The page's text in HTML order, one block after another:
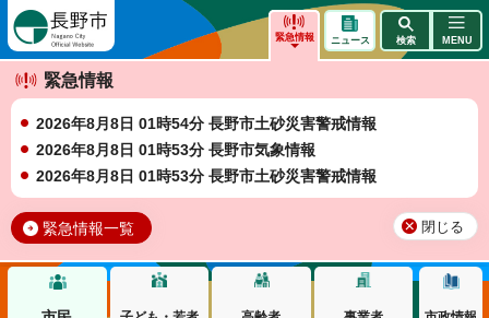
緊急情報
緊急情報
2026年8月8日 01時54分 長野市土砂災害警戒情報
2026年8月8日 01時53分 長野市気象情報
2026年8月8日 01時53分 長野市土砂災害警戒情報
緊急情報一覧 閉じる
ニュース 検索 MENU